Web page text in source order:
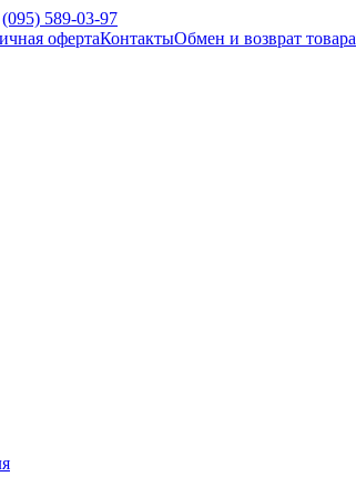
(095) 589-03-97
офертаКонтактыОбмен и возврат товара